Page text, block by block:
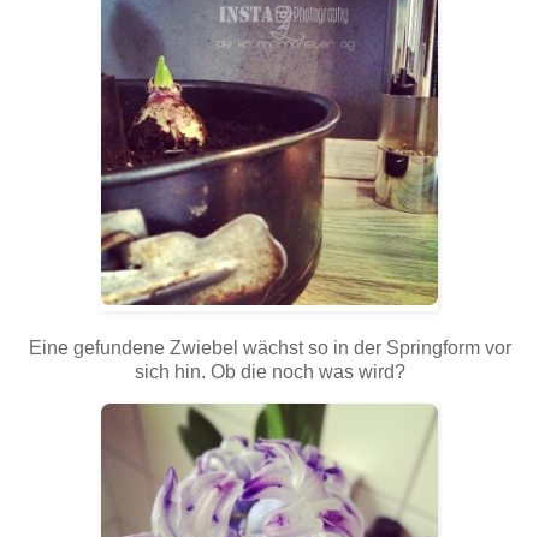
Eine gefundene Zwiebel wächst so in der Springform vor
sich hin. Ob die noch was wird?